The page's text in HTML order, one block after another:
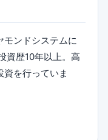
モンドシステムに
資歴10年以上。高
を行っていま